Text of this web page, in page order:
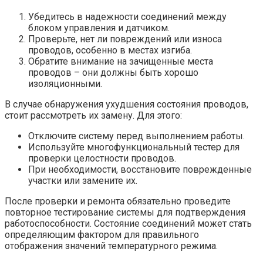
Убедитесь в надежности соединений между
блоком управления и датчиком.
Проверьте, нет ли повреждений или износа
проводов, особенно в местах изгиба.
Обратите внимание на зачищенные места
проводов – они должны быть хорошо
изоляционными.
В случае обнаружения ухудшения состояния проводов,
стоит рассмотреть их замену. Для этого:
Отключите систему перед выполнением работы.
Используйте многофункциональный тестер для
проверки целостности проводов.
При необходимости, восстановите поврежденные
участки или замените их.
После проверки и ремонта обязательно проведите
повторное тестирование системы для подтверждения
работоспособности. Состояние соединений может стать
определяющим фактором для правильного
отображения значений температурного режима.